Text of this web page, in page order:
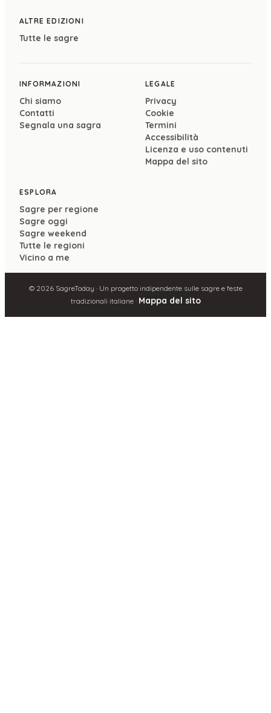
ALTRE EDIZIONI
Tutte le sagre
INFORMAZIONI
Chi siamo
Contatti
Segnala una sagra
LEGALE
Privacy
Cookie
Termini
Accessibilità
Licenza e uso contenuti
Mappa del sito
ESPLORA
Sagre per regione
Sagre oggi
Sagre weekend
Tutte le regioni
Vicino a me
© 2026SagreToday · Un progetto indipendente sulle sagre e feste
tradizionali italiane · Mappa del sito